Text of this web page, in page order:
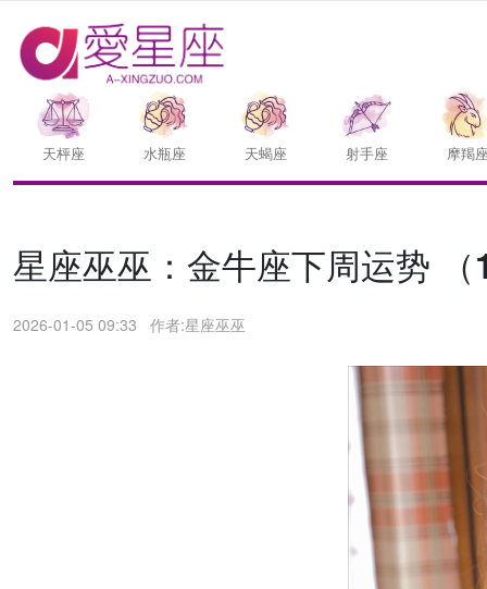
天枰座 水瓶座 天蝎座 射手座 摩羯
星座巫巫：金牛座下周运势
2026-01-05 09:33 作者:星座巫巫